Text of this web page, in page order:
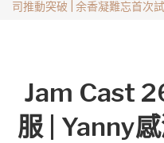
司推動突破 | 余香凝難忘首次
Jam Cast
服 | Yanny